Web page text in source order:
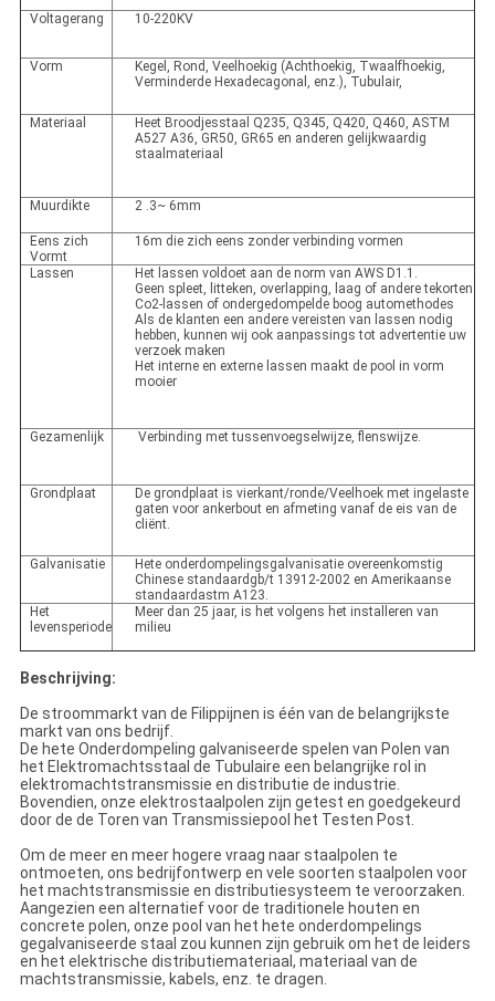
Voltagerang
10-220KV
Vorm
Kegel, Rond, Veelhoekig (Achthoekig, Twaalfhoekig,
Verminderde Hexadecagonal, enz.), Tubulair,
Materiaal
Heet Broodjesstaal Q235, Q345, Q420, Q460, ASTM
A527 A36, GR50, GR65 en anderen gelijkwaardig
staalmateriaal
Muurdikte 2 .3~ 6mm
Eens zich
Vormt
16m die zich eens zonder verbinding vormen
Lassen
Het lassen voldoet aan de norm van AWS D1.1.
Geen spleet, litteken, overlapping, laag of andere tekorten
Co2-lassen of ondergedompelde boog automethodes
Als de klanten een andere vereisten van lassen nodig
hebben, kunnen wij ook aanpassings tot advertentie uw
verzoek maken
Het interne en externe lassen maakt de pool in vorm
mooier
Gezamenlijk Verbinding met tussenvoegselwijze, flenswijze.
Grondplaat
De grondplaat is vierkant/ronde/Veelhoek met ingelaste
gaten voor ankerbout en afmeting vanaf de eis van de
cliënt.
Galvanisatie
Hete onderdompelingsgalvanisatie overeenkomstig
Chinese standaardgb/t 13912-2002 en Amerikaanse
standaardastm A123.
Het
levensperiode
Meer dan 25 jaar, is het volgens het installeren van
milieu
Beschrijving:
De stroommarkt van de Filippijnen is één van de belangrijkste
markt van ons bedrijf.
De hete Onderdompeling galvaniseerde spelen van Polen van
het Elektromachtsstaal de Tubulaire een belangrijke rol in
elektromachtstransmissie en distributie de industrie.
Bovendien, onze elektrostaalpolen zijn getest en goedgekeurd
door de de Toren van Transmissiepool het Testen Post.
Om de meer en meer hogere vraag naar staalpolen te
ontmoeten, ons bedrijfontwerp en vele soorten staalpolen voor
het machtstransmissie en distributiesysteem te veroorzaken.
Aangezien een alternatief voor de traditionele houten en
concrete polen, onze pool van het hete onderdompelings
gegalvaniseerde staal zou kunnen zijn gebruik om het de leiders
en het elektrische distributiemateriaal, materiaal van de
machtstransmissie, kabels, enz. te dragen.